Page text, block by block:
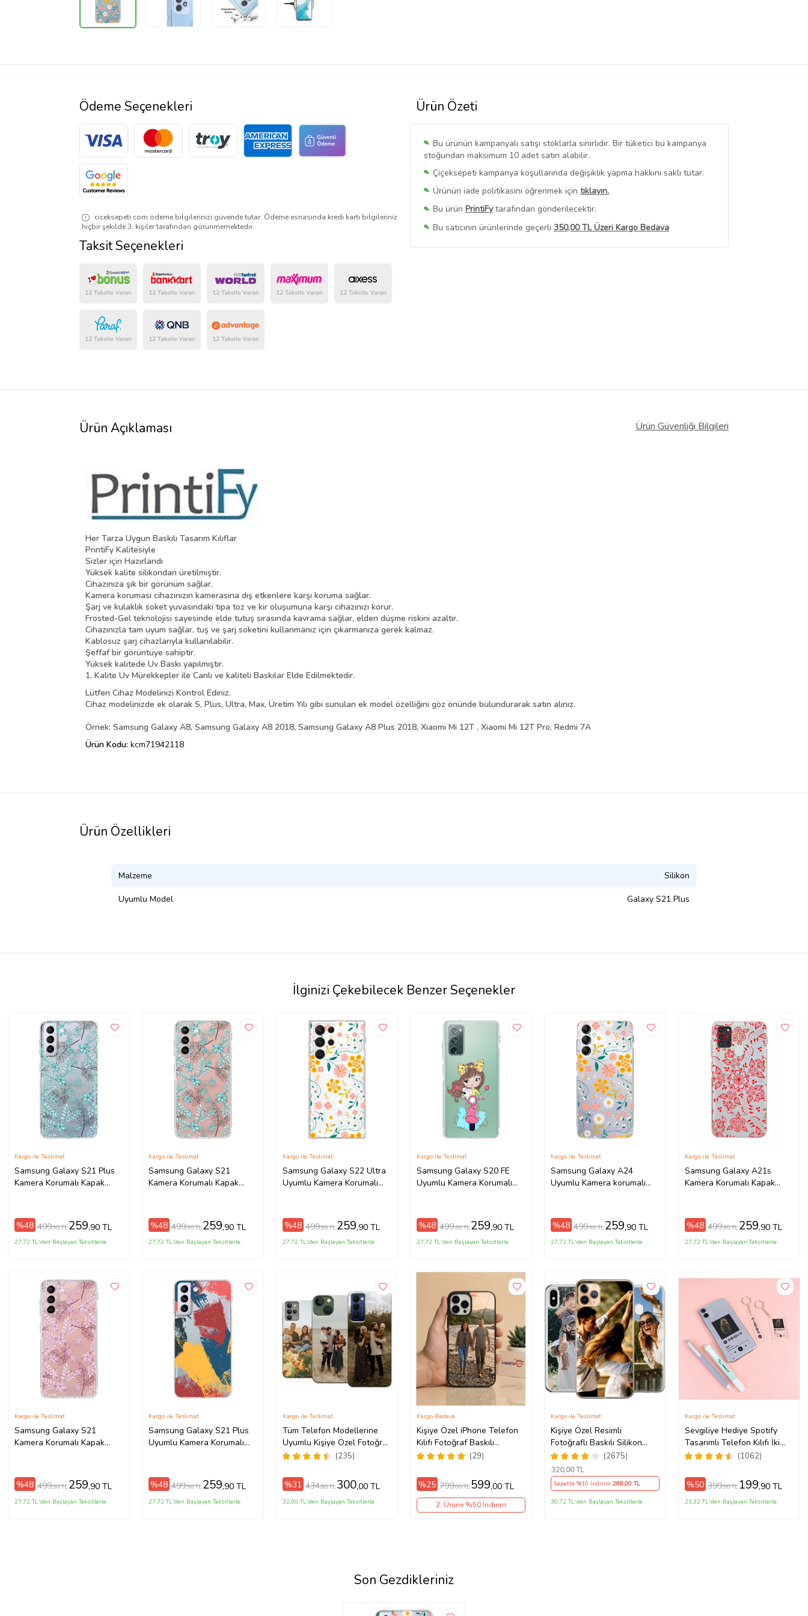
Ürün Özeti
Bu ürünün kampanyalı satışı stoklarla sınırlıdır. Bir tüketici bu kampanya
stoğundan maksimum 10 adet satın alabilir.
Çiçeksepeti kampanya koşullarında değişiklik yapma hakkını saklı tutar.
Ürünün iade politikasını öğrenmek için tıklayın.
Bu ürün PrintiFytarafından gönderilecektir.
Bu satıcının ürünlerinde geçerli 350,00 TL Üzeri Kargo Bedava
Bu SatıcınınTüm Ürünlerini Görüntüle
Ödeme Seçenekleri
ciceksepeti.com ödeme bilgilerinizi güvende tutar. Ödeme esnasında kredi kartı bilgileriniz
hiçbir şekilde 3. kişiler tarafından görünmemektedir.
Taksit Seçenekleri
Ürün Açıklaması Ürün Güvenliği Bilgileri
Her Tarza Uygun Baskılı Tasarım Kılıflar
PrintiFy Kalitesiyle
Sizler için Hazırlandı
Yüksek kalite silikondan üretilmiştir.
Cihazınıza şık bir görünüm sağlar.
Kamera koruması cihazınızın kamerasına dış etkenlere karşı koruma sağlar.
Şarj ve kulaklık soket yuvasındaki tıpa toz ve kir oluşumuna karşı cihazınızı korur.
Frosted-Gel teknolojisi sayesinde elde tutuş sırasında kavrama sağlar, elden düşme riskini azaltır.
Cihazınızla tam uyum sağlar, tuş ve şarj soketini kullanmanız için çıkarmanıza gerek kalmaz.
Kablosuz şarj cihazlarıyla kullanılabilir.
Şeffaf bir görüntüye sahiptir.
Yüksek kalitede Uv Baskı yapılmıştır.
1. Kalite Uv Mürekkepler ile Canlı ve kaliteli Baskılar Elde Edilmektedir.
Lütfen Cihaz Modelinizi Kontrol Ediniz.
Cihaz modelinizde ek olarak S, Plus, Ultra, Max, Üretim Yılı gibi sunulan ek model özelliğini göz önünde bulundurarak satın alınız.
Örnek: Samsung Galaxy A8, Samsung Galaxy A8 2018, Samsung Galaxy A8 Plus 2018, Xiaomi Mi 12T , Xiaomi Mi 12T Pro, Redmi 7A
Ürün Kodu: kcm71942118
Ürün Özellikleri
Malzeme Silikon
Uyumlu Model Galaxy S21 Plus
İlginizi Çekebilecek Benzer Seçenekler
Samsung Galaxy S21 Plus
Kamera Korumalı Kapak
Kargo ile Teslimat
%48 499,90 TL 259,90 TL
27,72 TL'den Başlayan Taksitlerle
Samsung Galaxy S21
Kamera Korumalı Kapak
Kargo ile Teslimat
%48 499,90 TL 259,90 TL
27,72 TL'den Başlayan Taksitlerle
Samsung Galaxy S22 Ultra
Uyumlu Kamera Korumalı
Kargo ile Teslimat
%48 499,90 TL 259,90 TL
27,72 TL'den Başlayan Taksitlerle
Samsung Galaxy S20 FE
Uyumlu Kamera Korumalı
Kargo ile Teslimat
%48 499,90 TL 259,90 TL
27,72 TL'den Başlayan Taksitlerle
Samsung Galaxy A24
Uyumlu Kamera korumalı
Kargo ile Teslimat
%48 499,90 TL 259,90 TL
27,72 TL'den Başlayan Taksitlerle
Samsung Galaxy A21s
Kamera Korumalı Kapak
Kargo ile Teslimat
%48 499,90 TL 259,90 TL
27,72 TL'den Başlayan Taksitlerle
Samsung Galaxy S21
Kamera Korumalı Kapak
Kargo ile Teslimat
%48 499,90 TL 259,90 TL
27,72 TL'den Başlayan Taksitlerle
Samsung Galaxy S21 Plus
Uyumlu Kamera Korumalı
Kargo ile Teslimat
%48 499,90 TL 259,90 TL
27,72 TL'den Başlayan Taksitlerle
Tüm Telefon Modellerine
Uyumlu Kişiye Özel Fotoğraf
Baskılı Telefon Kılıfı
(235)
Kargo ile Teslimat
%31 434,80 TL 300,00 TL
32,00 TL'den Başlayan Taksitlerle
Kişiye Özel iPhone Telefon
Kılıfı Fotoğraf Baskılı
11/13/14/14Pro/14ProMax/15/15Pro/15ProMax/16/16e/16Plus/16Pro/16ProMax/17/17Air/17Pro/
(29)
Kargo Bedava
%25 799,00 TL 599,00 TL
2. Ürüne %50 İndirim
Kişiye Özel Resimli
Fotoğraflı Baskılı Silikon
Telefon Kılıfı Kapak Kılıf
(Telefon Modelleri
Açıklamada)
(2675)
Kargo ile Teslimat
320,00 TL
Sepette %10 İndirim288,00 TL
30,72 TL'den Başlayan Taksitlerle
Sevgiliye Hediye Spotify
Tasarımlı Telefon Kılıfı İki
Anahtarlık Hediyeli
(1062)
Kargo ile Teslimat
%50 399,90 TL 199,90 TL
21,32 TL'den Başlayan Taksitlerle
Son Gezdikleriniz